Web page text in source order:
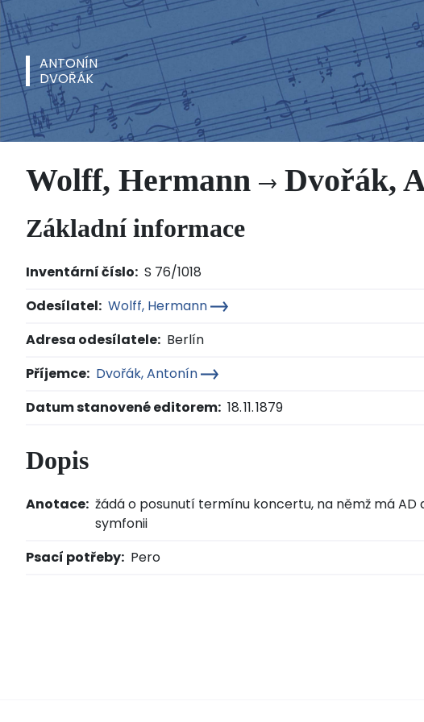
ANTONÍN
DVOŘÁK
Wolff, Hermann Dvořák,
Základní informace
Inventární číslo: S 76/1018
Odesílatel: Wolff, Hermann
Adresa odesílatele: Berlín
Příjemce: Dvořák, Antonín
Datum stanovené editorem: 18. 11. 1879
Dopis
Anotace: žádá o posunutí termínu koncertu, na němž má AD
symfonii
Psací potřeby: Pero